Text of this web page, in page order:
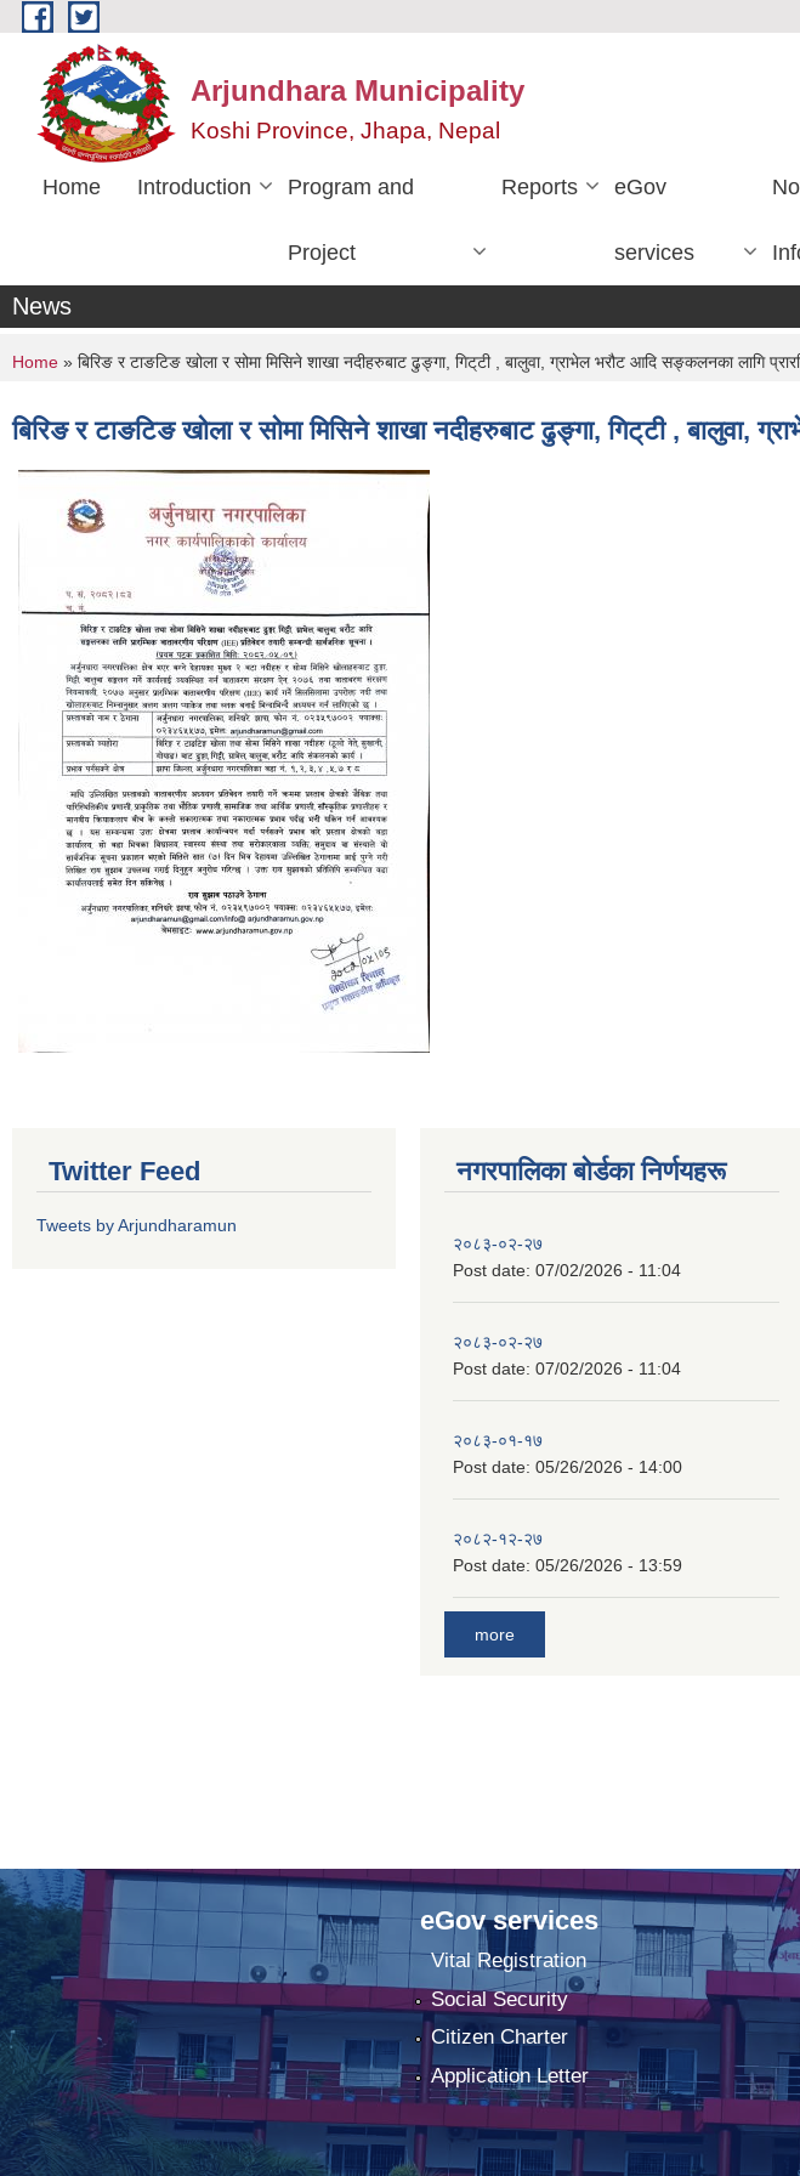
Skip to main content
Arjundhara Municipality
Koshi Province, Jhapa, Nepal
Home Introduction Program and
Project
Reports eGov
services
News
You are here
Home » बिरिङ र टाङटिङ खोला र सोमा मिसिने शाखा नदीहरुबाट ढुङ्गा, गिट‍्टी , बालुवा, ग्राभेल भरौट आदि सङ्कलनका लागि
बिरिङ र टाङटिङ खोला र सोमा मिसिने शाखा नदीहरुबाट ढुङ्गा, गिट‍्टी , बालुवा,
Twitter Feed
Tweets by Arjundharamun
नगरपालिका बाेर्डका निर्णयहरू
२०८३-०२-२७
Post date: 07/02/2026 - 11:04
२०८३-०२-२७
Post date: 07/02/2026 - 11:04
२०८३-०१-१७
Post date: 05/26/2026 - 14:00
२०८२-१२-२७
Post date: 05/26/2026 - 13:59
more
eGov services
Vital Registration
Social Security
Citizen Charter
Application Letter